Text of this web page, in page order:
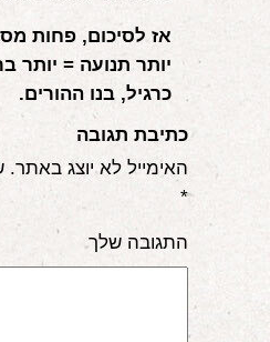
אז לסיכום, פחות
יותר תנועה = יותר
כרגיל, בנו ההורים.
כתיבת תגובה
האימייל לא יוצג באתר.
*
התגובה שלך